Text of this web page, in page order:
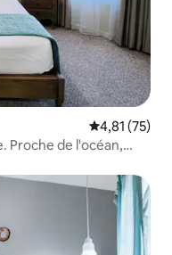
Évaluation
4,81 (75)
Proche de l'océan,